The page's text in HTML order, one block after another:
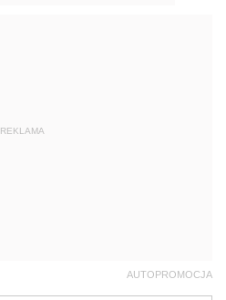
REKLAMA
AUTOPROMOCJA